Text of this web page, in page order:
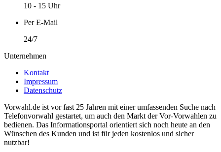
10 - 15 Uhr
Per E-Mail
24/7
Unternehmen
Kontakt
Impressum
Datenschutz
Vorwahl.de ist vor fast 25 Jahren mit einer umfassenden Suche nach
Telefonvorwahl gestartet, um auch den Markt der Vor-Vorwahlen zu
bedienen. Das Informationsportal orientiert sich noch heute an den
Wünschen des Kunden und ist für jeden kostenlos und sicher
nutzbar!